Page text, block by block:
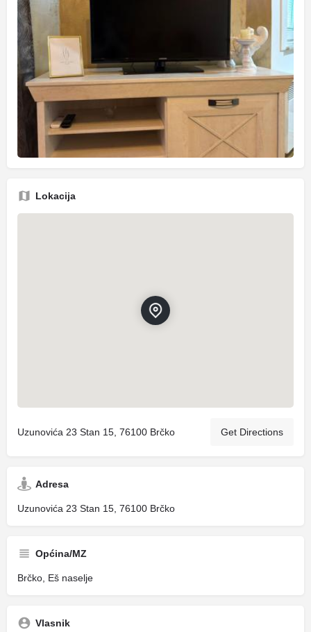
Lokacija
Uzunovića 23 Stan 15, 76100 Brčko Get Directions
Adresa
Uzunovića 23 Stan 15, 76100 Brčko
Općina/MZ
Brčko, Eš naselje
Vlasnik